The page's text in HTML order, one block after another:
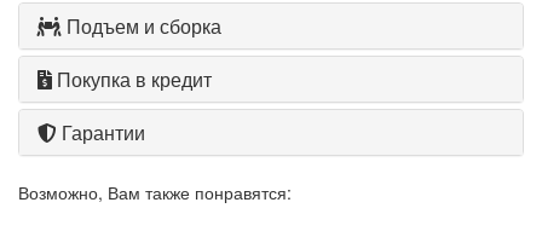
Подъем и сборка
Покупка в кредит
Гарантии
Возможно, Вам также понравятся: